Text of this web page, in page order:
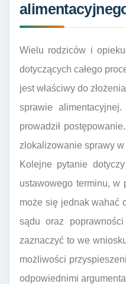
Wielu rodziców i
dotyczących całego
jest właściwy do
sprawie
prowadził
zlokalizowanie sprawy
Kolejne pytanie
ustawowego terminu, w
może się jednak wahać
sądu oraz
zaznaczyć to we
możliwości
odpowiednimi